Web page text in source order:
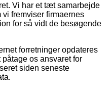
Vi har et tæt samarbejde
vi fremviser firmaernes
for så vidt de besøgende
forretninger opdateres
os ansvaret for
siden seneste